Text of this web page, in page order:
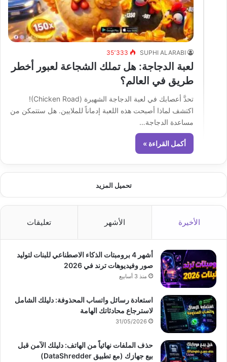
SUPHI ALARABI 35٬333
لعبة الدجاجة: هل تملك الشجاعة لعبور أخطر
طريق في العالم؟
تحدَّ أعصابك في لعبة الدجاجة الشهيرة (Chicken Road)!
اكتشف لماذا أصبحت هذه اللعبة إدماناً للملايين. هل ستتمكن من
مساعدة الدجاجة…
أكمل القراءة »
تحميل المزيد
الأخيرة الأشهر تعليقات
أشهر 4 برومبتات الذكاء الاصطناعي للبنات لتوليد
صور وفيديوهات ترند في 2026
منذ 3 أسابيع
استعادة رسائل واتساب المحذوفة: دليلك الشامل
لاسترجاع محادثاتك الهامة
31/05/2026
حذف الملفات نهائياً من الهاتف: دليلك الآمن قبل
بيع جهازك (مع تطبيق DataShredder)